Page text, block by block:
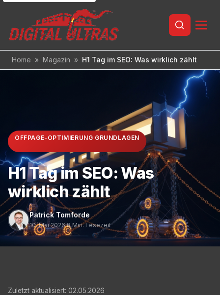
Inhalt
Home » Magazin » H1 Tag im SEO: Was wirklich zählt
OFFPAGE-OPTIMIERUNG GRUNDLAGEN
H1 Tag im SEO: Was
wirklich zählt
Patrick Tomforde
10. Mai 2026·8 Min. Lesezeit
Zuletzt aktualisiert: 02.05.2026